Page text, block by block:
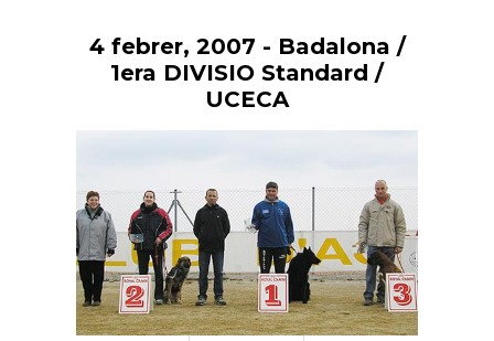
Vés
al
contingut
4 febrer, 2007 - Badalona /
1era DIVISIO Standard /
UCECA